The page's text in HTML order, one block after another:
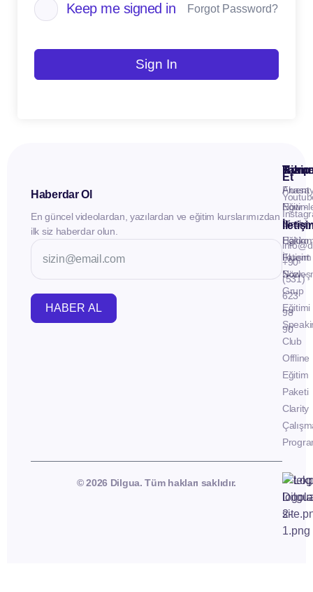
Keep me signed in Forgot Password?
Sign In
Haberdar Ol
En güncel videolardan, yazılardan ve eğitim kurslarımızdan
ilk siz haberdar olun.
HABER AL
İletişim
Fluent
Now -
Birebir
Eğitim
Fluent
Now -
Grup
Eğitimi
Club
Offline
Eğitim
Paketi
Clarity
Takip
Et
+90
(531)
623
98
90
© 2026 Dilgua. Tüm hakları saklıdır.